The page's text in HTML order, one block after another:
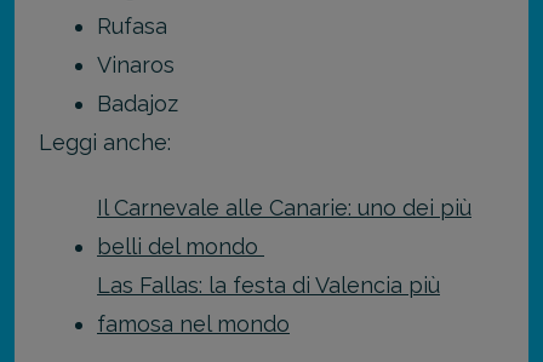
Rufasa
Vinaros
Badajoz
Leggi anche:
Il Carnevale alle Canarie: uno dei più
belli del mondo
Las Fallas: la festa di Valencia più
famosa nel mondo